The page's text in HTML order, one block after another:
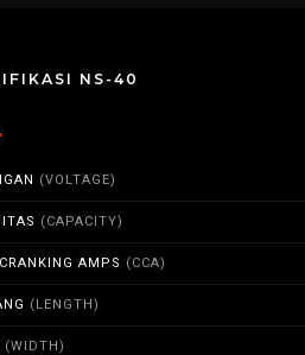
NS-40
(VOLTAGE)
(CAPACITY)
AMPS (CCA)
(LENGTH)
(WIDTH)